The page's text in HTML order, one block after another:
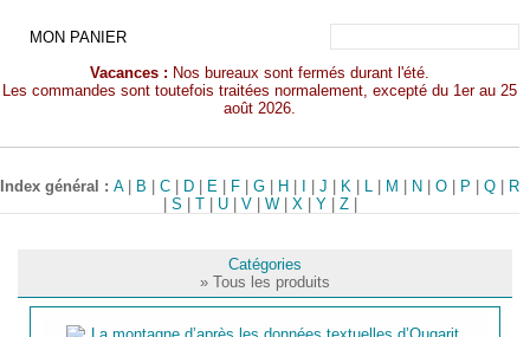
MON PANIER
Vacances : Nos bureaux sont fermés durant l'été.
Les commandes sont toutefois traitées normalement, excepté du 1er au 25
août 2026.
Index général :A| B |C D E F |G H |J K L M N |O P |Q
R
S T| U| V| W| X| Y| Z|
Catégories
» Tous les produits